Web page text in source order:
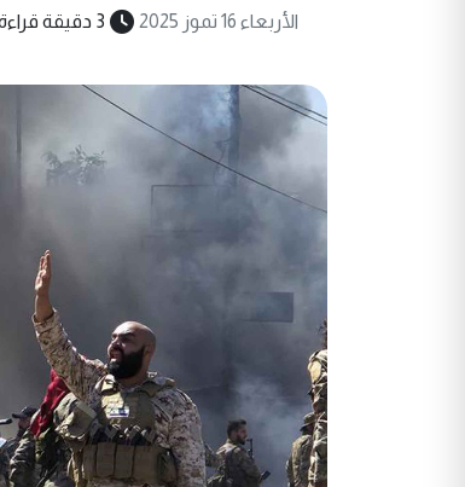
الأربعاء 16 تموز 2025 3 دقيقة قراءة